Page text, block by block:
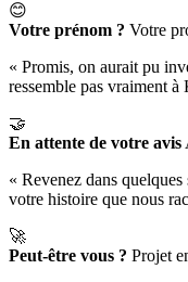
😊
Votre prénom ? Votre
« Promis, on aurait pu
ressemble pas vraiment
🤝
En attente de votre avis
« Revenez dans quelques
votre histoire que nous
🚀
Peut-être vous ? Projet